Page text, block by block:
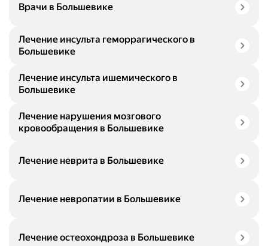
Врачи в Большевике
Лечение инсульта геморрагического в
Большевике
Лечение инсульта ишемического в
Большевике
Лечение нарушения мозгового
кровообращения в Большевике
Лечение неврита в Большевике
Лечение невропатии в Большевике
Лечение остеохондроза в Большевике